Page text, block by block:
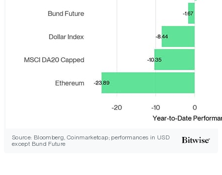
Source: Bloomberg, Coinmarketcap; performances in USD
except Bund Future